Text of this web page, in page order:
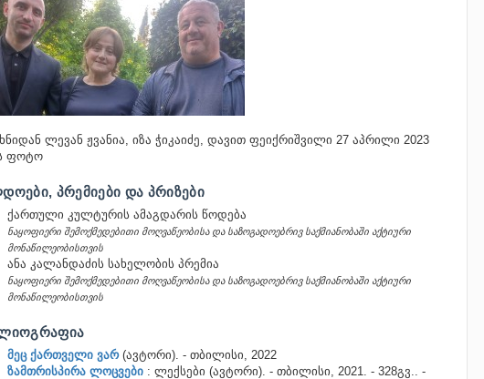
ლევან ჟვანია, იზა ჭიკაიძე, დავით ფეიქრიშვილი 27 აპრილი 2023
ფოტო
ᲞᲠᲔᲛᲘᲔᲑᲘ ᲓᲐ ᲞᲠᲘᲖᲔᲑᲘ
ქართული კულტურის ამაგდარის წოდება
ნაყოფიერი შემოქმედებითი მოღვაწეობისა და საზოგადოებრივ საქმიანობაში აქტიური
მონაწილეობისთვის
ანა კალანდაძის სახელობის პრემია
ნაყოფიერი შემოქმედებითი მოღვაწეობისა და საზოგადოებრივ საქმიანობაში აქტიური
მონაწილეობისთვის
მეც ქართველი ვარ(ავტორი). - თბილისი, 2022
ზამთრისპირა ლოცვები: ლექსები (ავტორი). - თბილისი, 2021. - 328გვ.. -